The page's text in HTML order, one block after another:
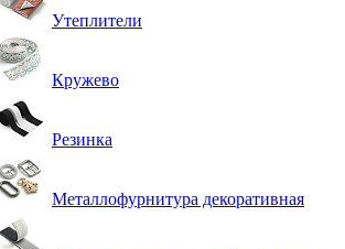
Утеплители
Кружево
Резинка
Металлофурнитура декоративная